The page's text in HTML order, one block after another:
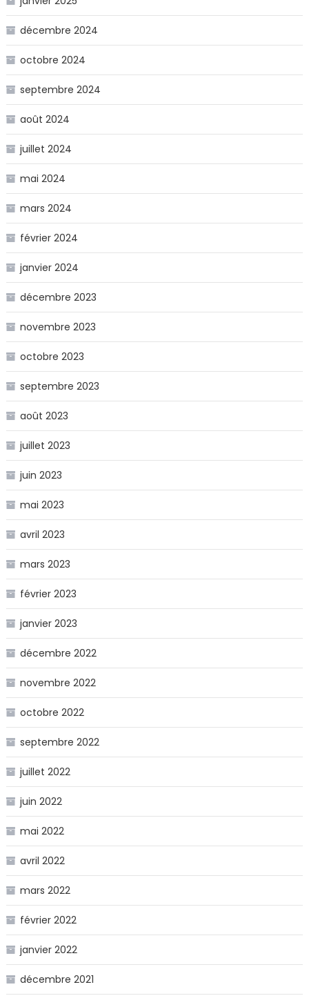
décembre 2024
octobre 2024
septembre 2024
août 2024
juillet 2024
mai 2024
mars 2024
février 2024
janvier 2024
décembre 2023
novembre 2023
octobre 2023
septembre 2023
août 2023
juillet 2023
juin 2023
mai 2023
avril 2023
mars 2023
février 2023
janvier 2023
décembre 2022
novembre 2022
octobre 2022
septembre 2022
juillet 2022
juin 2022
mai 2022
avril 2022
mars 2022
février 2022
janvier 2022
décembre 2021